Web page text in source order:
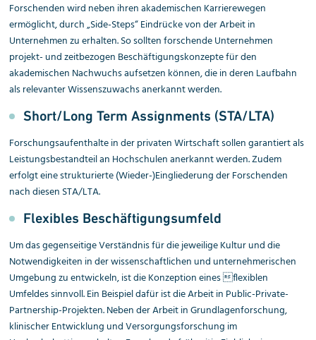
Forschenden wird neben ihren akademischen Karrierewegen
ermöglicht, durch „Side-Steps“ Eindrücke von der Arbeit in
Unternehmen zu erhalten. So sollten forschende Unternehmen
projekt- und zeitbezogen Beschäftigungskonzepte für den
akademischen Nachwuchs aufsetzen können, die in deren Laufbahn
als relevanter Wissenszuwachs anerkannt werden.
Short/Long Term Assignments (STA/LTA)
Forschungsaufenthalte in der privaten Wirtschaft sollen garantiert als
Leistungsbestandteil an Hochschulen anerkannt werden. Zudem
erfolgt eine strukturierte (Wieder-)Eingliederung der Forschenden
nach diesen STA/LTA.
Flexibles Beschäftigungsumfeld
Um das gegenseitige Verständnis für die jeweilige Kultur und die
Notwendigkeiten in der wissenschaftlichen und unternehmerischen
Umgebung zu entwickeln, ist die Konzeption eines flexiblen
Umfeldes sinnvoll. Ein Beispiel dafür ist die Arbeit in Public-Private-
Partnership-Projekten. Neben der Arbeit in Grundlagenforschung,
klinischer Entwicklung und Versorgungsforschung im